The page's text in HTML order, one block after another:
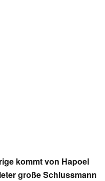
kommt von Hapoel
große Schlussmann